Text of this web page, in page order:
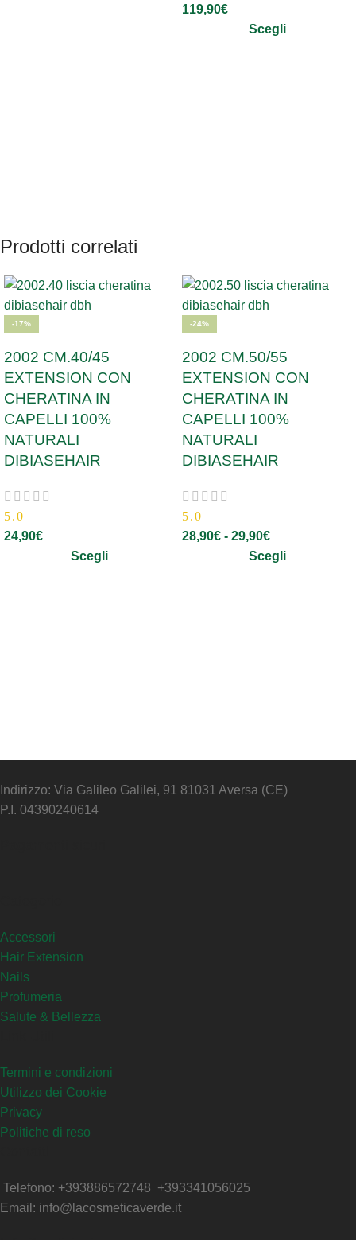
119,90€
Scegli
Prodotti correlati
-17%
2002 CM.40/45
EXTENSION CON
CHERATINA IN
CAPELLI 100%
NATURALI
DIBIASEHAIR
5.0
24,90€
Scegli
-24%
2002 CM.50/55
EXTENSION CON
CHERATINA IN
CAPELLI 100%
NATURALI
DIBIASEHAIR
5.0
28,90€ - 29,90€
Scegli
Indirizzo: Via Galileo Galilei, 91 81031 Aversa (CE)
P.I. 04390240614
Accessori
Hair Extension
Nails
Profumeria
Salute & Bellezza
Termini e condizioni
Utilizzo dei Cookie
Privacy
Politiche di reso
Telefono: +393886572748 +393341056025
Email: info@lacosmeticaverde.it